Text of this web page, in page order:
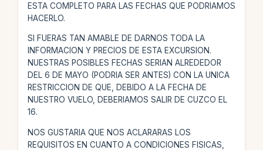
ESTA COMPLETO PARA LAS FECHAS QUE PODRIAMOS
HACERLO.
SI FUERAS TAN AMABLE DE DARNOS TODA LA
INFORMACION Y PRECIOS DE ESTA EXCURSION.
NUESTRAS POSIBLES FECHAS SERIAN ALREDEDOR
DEL 6 DE MAYO (PODRIA SER ANTES) CON LA UNICA
RESTRICCION DE QUE, DEBIDO A LA FECHA DE
NUESTRO VUELO, DEBERIAMOS SALIR DE CUZCO EL
16.
NOS GUSTARIA QUE NOS ACLARARAS LOS
REQUISITOS EN CUANTO A CONDICIONES FISICAS,